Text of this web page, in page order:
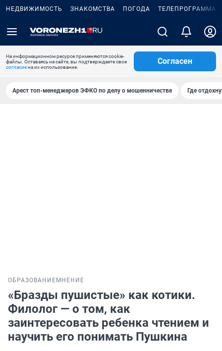
НЕДВИЖИМОСТЬ ЗНАКОМСТВА ПОГОДА ТЕЛЕПРОГРАММА
На информационном ресурсе применяются cookie-
файлы. Оставаясь на сайте, вы подтверждаете свое
согласиена их использование.
Согласен
Арест топ-менеджеров ЭФКО по делу о мошенничестве Где
ОБРАЗОВАНИЕ МНЕНИЕ
«Бразды пушистые» как котики.
Филолог — о том, как
заинтересовать ребенка чтением и
научить его понимать Пушкина